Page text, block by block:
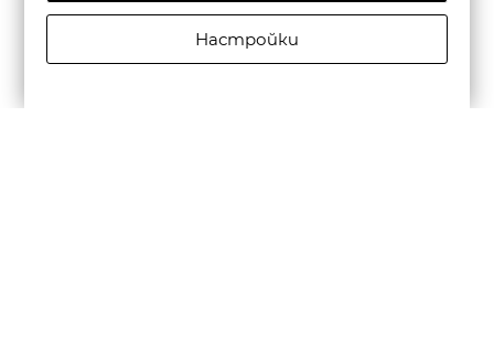
Настройки